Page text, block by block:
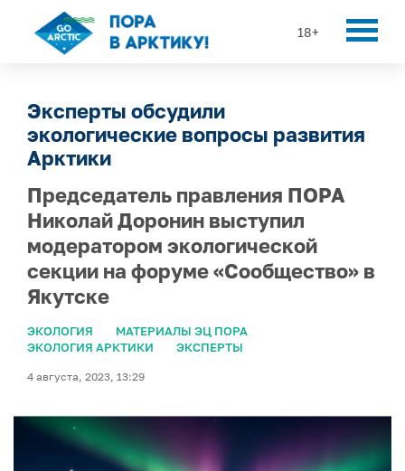
18+
Эксперты обсудили
экологические вопросы развития
Арктики
Председатель правления ПОРА
Николай Доронин выступил
модератором экологической
секции на форуме «Сообщество» в
Якутске
ЭКОЛОГИЯ
МАТЕРИАЛЫ ЭЦ ПОРА
ЭКОЛОГИЯ АРКТИКИ
ЭКСПЕРТЫ
4 августа, 2023, 13:29